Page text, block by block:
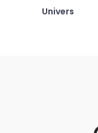
Univers